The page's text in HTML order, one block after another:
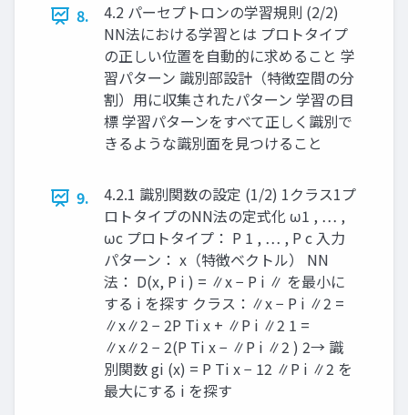
8.
4.2 パーセプトロンの学習規則 (2/2)
NN法における学習とは プロトタイプ
の正しい位置を自動的に求めること 学
習パターン 識別部設計（特徴空間の分
割）用に収集されたパターン 学習の目
標 学習パターンをすべて正しく識別で
きるような識別面を見つけること
9.
4.2.1 識別関数の設定 (1/2) 1クラス1プ
ロトタイプのNN法の定式化 ω1 , … ,
ωc プロトタイプ： P 1 , … , P c 入力
パターン： x（特徴ベクトル） NN
法： D(x, P i ) = ∥x − P i ∥ を最小に
する i を探す クラス： ​ ​ ​ ​ ​ ​ ∥x − P i ∥2 =
∥x∥2 − 2P Ti x + ∥P i ∥2 1 =
∥x∥2 − 2(P Ti x − ∥P i ∥2 ) 2 ​ ​ ​ ​ ​ ​ ​ → 識
別関数 gi (x) = P Ti x − 12 ∥P i ∥2 を
最大にする i を探す ​ ​ ​ ​ ​